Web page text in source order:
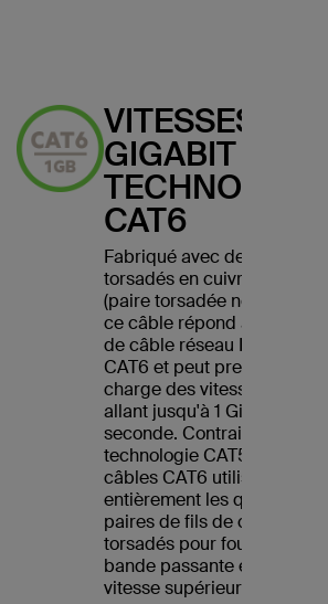
VITESSES
GIGABIT AVEC
TECHNOLOGIE
CAT6
Fabriqué avec des fils
torsadés en cuivre UTP
(paire torsadée non blindée),
ce câble répond à la norme
de câble réseau Ethernet
CAT6 et peut prendre en
charge des vitesses Ethernet
allant jusqu'à 1 Gigabit par
seconde. Contrairement à la
technologie CAT5, les
câbles CAT6 utilisent
entièrement les quatre
paires de fils de cuivre
torsadés pour fournir une
bande passante et une
vitesse supérieures.